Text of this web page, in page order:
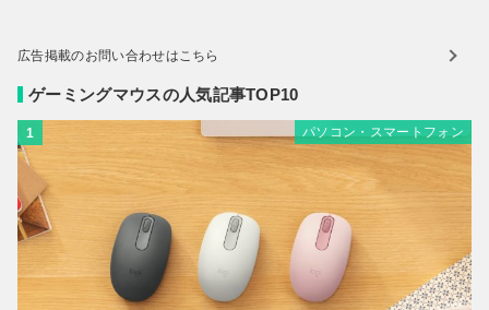
広告掲載のお問い合わせはこちら
ゲーミングマウスの人気記事TOP10
1 パソコン・スマートフォン